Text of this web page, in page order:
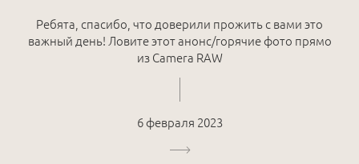
Ребята, спасибо, что доверили прожить с вами это
важный день! Ловите этот анонс/горячие фото прямо
из Camera RAW
6 февраля 2023